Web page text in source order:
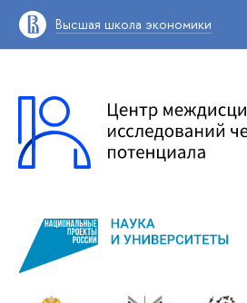
Высшая школа экономики